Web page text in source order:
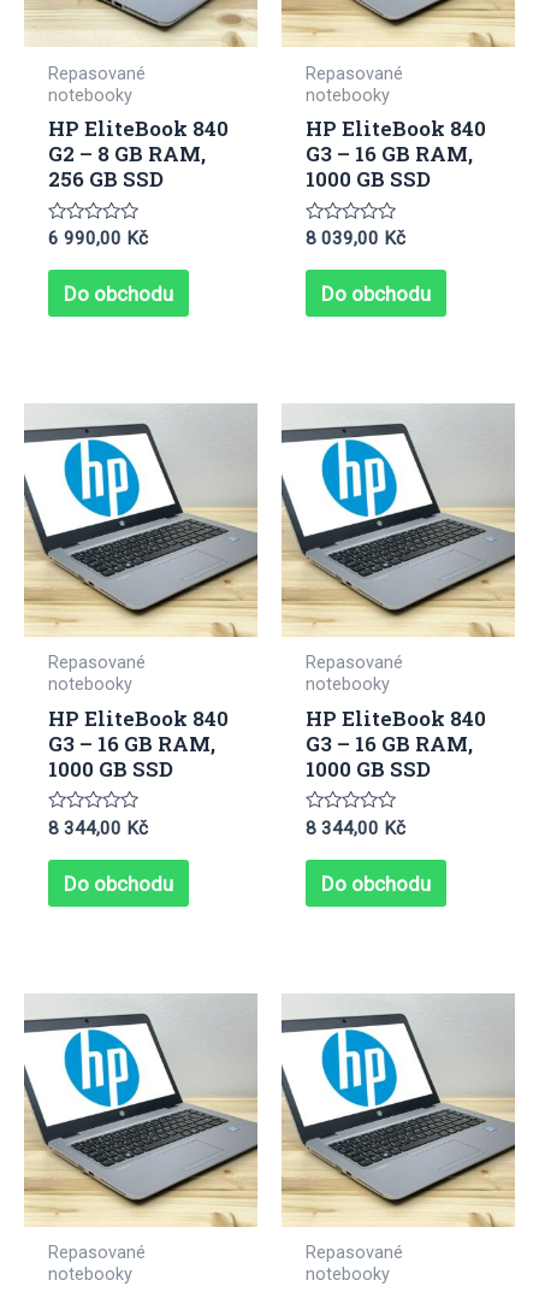
Repasované
notebooky
HP EliteBook 840
G2 – 8 GB RAM,
256 GB SSD
Hodnocení
z
6 990,00 Kč
Do obchodu
Repasované
notebooky
HP EliteBook 840
G3 – 16 GB RAM,
1000 GB SSD
Hodnocení
z
8 039,00 Kč
Do obchodu
Repasované
notebooky
HP EliteBook 840
G3 – 16 GB RAM,
1000 GB SSD
Hodnocení
z
8 344,00 Kč
Do obchodu
Repasované
notebooky
HP EliteBook 840
G3 – 16 GB RAM,
1000 GB SSD
Hodnocení
z
8 344,00 Kč
Do obchodu
Repasované
notebooky
Repasované
notebooky